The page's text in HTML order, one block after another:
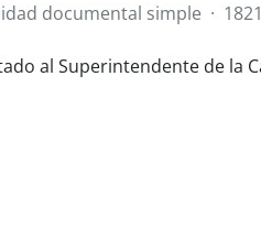
documental simple ·
al Superintendente de la